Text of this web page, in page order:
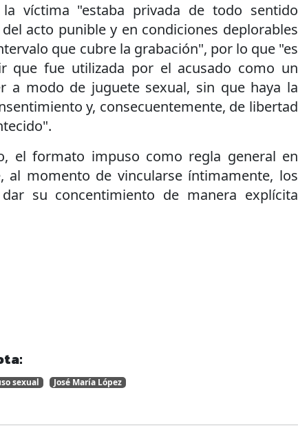
víctima "estaba privada de todo sentido
acto punible y en condiciones deplorables
que cubre la grabación", por lo que "es
que fue utilizada por el acusado como un
a modo de juguete sexual, sin que haya la
y, consecuentemente, de libertad
el formato impuso como regla general en
al momento de vincularse íntimamente, los
su concentimiento de manera explícita
sexual José María López